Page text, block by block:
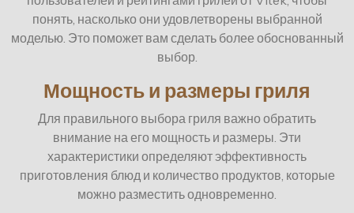
понять, насколько они удовлетворены выбранной
моделью. Это поможет вам сделать более обоснованный
выбор.
Мощность и размеры гриля
Для правильного выбора гриля важно обратить
внимание на его мощность и размеры. Эти
характеристики определяют эффективность
приготовления блюд и количество продуктов, которые
можно разместить одновременно.